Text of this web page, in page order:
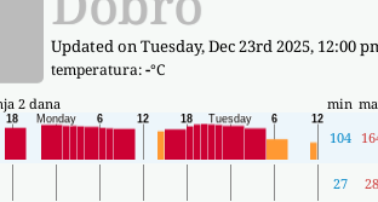
Updated on Tuesday, Dec 23rd 2025, 12:00
temperatura:-°C
2 dana min
104
27 28